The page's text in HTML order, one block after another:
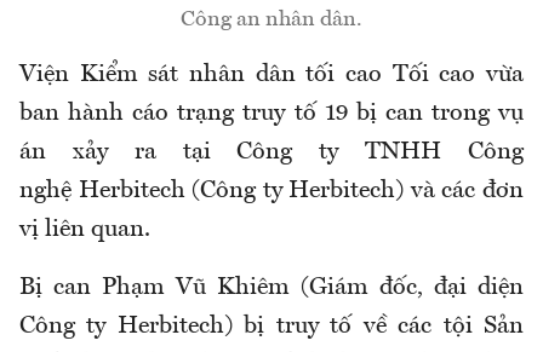
Công an nhân dân.
Viện Kiểm sát nhân dân tối cao Tối cao vừa
ban hành cáo trạng truy tố 19 bị can trong vụ
án xảy ra tại Công ty TNHH Công
nghệ Herbitech (Công ty Herbitech) và các đơn
vị liên quan.
Bị can Phạm Vũ Khiêm (Giám đốc, đại diện
Công ty Herbitech) bị truy tố về các tội Sản